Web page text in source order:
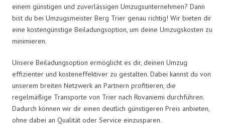
einem günstigen und zuverlässigen Umzugsunternehmen? Dann
bist du bei Umzugsmeister Berg Trier genau richtig! Wir bieten dir
eine kostengünstige Beiladungsoption, um deine Umzugskosten zu
minimieren.
Unsere Beiladungsoption ermöglicht es dir, deinen Umzug
effizienter und kosteneffektiver zu gestalten. Dabei kannst du von
unserem breiten Netzwerk an Partnern profitieren, die
regelmäßige Transporte von Trier nach Rovaniemi durchführen.
Dadurch können wir dir einen deutlich günstigeren Preis anbieten,
ohne dabei an Qualität oder Service einzusparen.